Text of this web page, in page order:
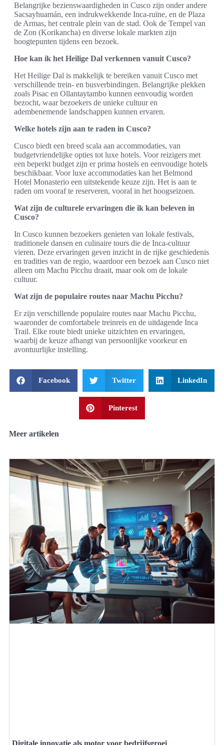
Belangrijke bezienswaardigheden in Cusco zijn onder andere
Sacsayhuamán, een indrukwekkende Inca-ruïne, en de Plaza
de Armas, het centrale plein van de stad. Ook de Tempel van
de Zon (Korikancha) en diverse lokale markten zijn
hoogtepunten tijdens een bezoek.
Hoe kan ik het Heilige Dal verkennen vanuit Cusco?
Het Heilige Dal is makkelijk te bereiken vanuit Cusco met
verschillende trein- en busverbindingen. Belangrijke plekken
zoals Pisac en Ollantaytambo kunnen eenvoudig worden
bezocht, waar bezoekers de unieke cultuur en
adembenemende landschappen kunnen ervaren.
Welke hotels zijn aan te raden in Cusco?
Cusco biedt een breed scala aan accommodaties, van
budgetvriendelijke opties tot luxe hotels. Voor reizigers met
een beperkt budget zijn er prima hostels en eenvoudige hotels
beschikbaar. Voor luxe accommodaties kan het Belmond
Hotel Monasterio een uitstekende keuze zijn. Het is aan te
raden om vooraf te reserveren, vooral in het hoogseizoen.
Wat zijn de culturele ervaringen die ik kan beleven in
Cusco?
In Cusco kunnen bezoekers genieten van lokale festivals,
traditionele dansen en culinaire tours die de Inca-cultuur
vieren. Deze ervaringen geven inzicht in de rijke geschiedenis
en tradities van de regio, waardoor een bezoek aan Cusco niet
alleen om Machu Picchu draait, maar ook om de lokale
cultuur.
Wat zijn de populaire routes naar Machu Picchu?
Er zijn verschillende populaire routes naar Machu Picchu,
waaronder de comfortabele treinreis en de uitdagende Inca
Trail. Elke route biedt unieke uitzichten en ervaringen,
waarbij de keuze afhangt van persoonlijke voorkeur en
avontuurlijke instelling.
Facebook Twitter LinkedIn
Pinterest
Meer artikelen
Digitale innovatie als motor voor bedrijfsgroei